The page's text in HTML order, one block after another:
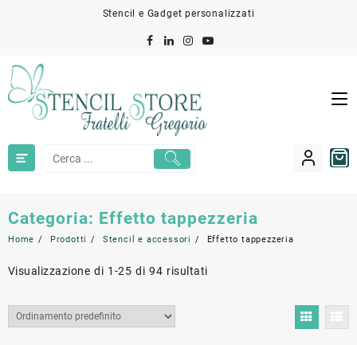
Stencil e Gadget personalizzati
Categoria: Effetto tappezzeria
Home Prodotti Stencil e accessori Effetto tappezzeria
Visualizzazione di 1-25 di 94 risultati